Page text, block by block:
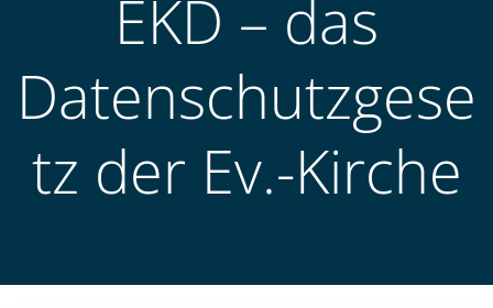
EKD – das
Datenschutzgese
tz der Ev.-Kirche